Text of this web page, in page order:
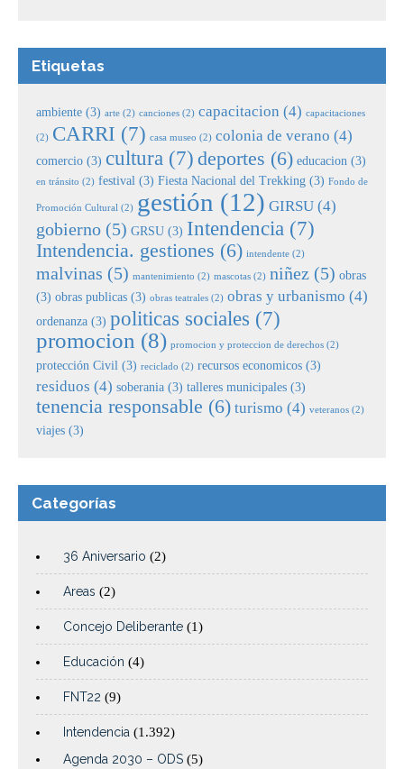
Etiquetas
ambiente (3) arte (2) canciones (2) capacitacion (4) capacitaciones
(2) CARRI (7) casa museo (2) colonia de verano (4)
comercio (3) cultura (7) deportes (6) educacion (3)
en tránsito (2) festival (3) Fiesta Nacional del Trekking (3) Fondo de
Promoción Cultural (2) gestión (12) GIRSU (4)
gobierno (5) GRSU (3) Intendencia (7)
Intendencia. gestiones (6) intendente (2)
malvinas (5) mantenimiento (2) mascotas (2) niñez (5) obras
(3) obras publicas (3) obras teatrales (2) obras y urbanismo (4)
ordenanza (3) politicas sociales (7)
promocion (8) promocion y proteccion de derechos (2)
protección Civil (3) reciclado (2) recursos economicos (3)
residuos (4) soberania (3) talleres municipales (3)
tenencia responsable (6) turismo (4) veteranos (2)
viajes (3)
Categorías
36 Aniversario (2)
Areas (2)
Concejo Deliberante (1)
Educación (4)
FNT22 (9)
Intendencia (1.392)
Agenda 2030 – ODS (5)